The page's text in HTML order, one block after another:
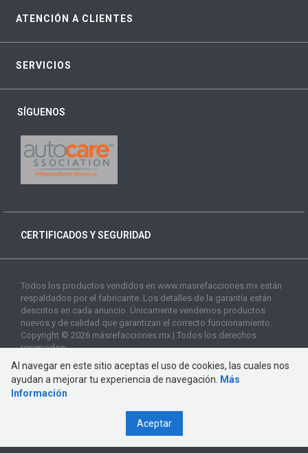
ATENCIÓN A CLIENTES
SERVICIOS
SÍGUENOS
CERTIFICADOS Y SEGURIDAD
Todos los productos vendidos en www.masrefacciones.mx están
respaldados por el fabricante. Los detalles de la garantía están
descritos en cada anuncio. Únicamente vendemos productos
nuevos y de calidad que garantizan el correcto funcionamiento.
Copyright © 2026 másrefacciones.mx | Todos los derechos
reservados
Al navegar en este sitio aceptas el uso de cookies, las cuales nos
ayudan a mejorar tu experiencia de navegación.
Más
Información
Aceptar